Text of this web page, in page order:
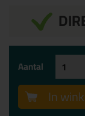
Aantal
In